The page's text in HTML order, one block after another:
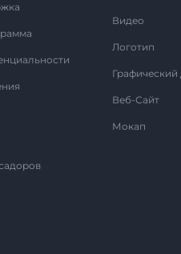
Видео
Логотип
Графический
Веб-Сайт
Мокап